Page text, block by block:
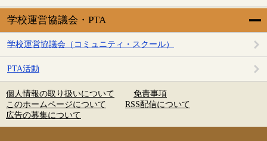
学校運営協議会・PTA
学校運営協議会（コミュニティ・スクール）
PTA活動
個人情報の取り扱いについて
免責事項
このホームページについて
RSS配信について
広告の募集について